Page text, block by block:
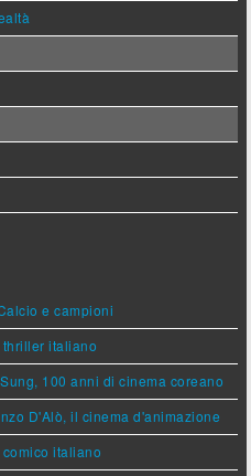
e campioni
thriller italiano
100 anni di cinema coreano
D'Alò, il cinema d'animazione
italiano